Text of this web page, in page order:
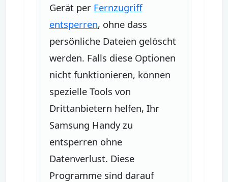
Gerät per Fernzugriff
entsperren, ohne dass
persönliche Dateien gelöscht
werden. Falls diese Optionen
nicht funktionieren, können
spezielle Tools von
Drittanbietern helfen, Ihr
Samsung Handy zu
entsperren ohne
Datenverlust. Diese
Programme sind darauf